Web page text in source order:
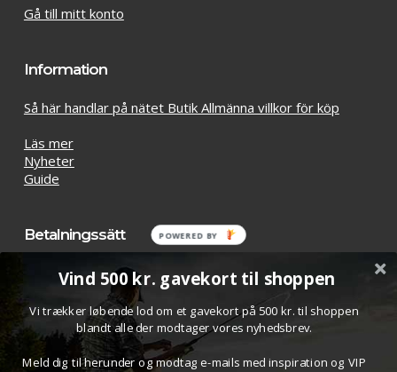
Gå till mitt konto
Information
Så här handlar på nätet Butik Allmänna villkor för köp
Läs mer
Nyheter
Guide
Betalningssätt
Vind 500 kr. gavekort til shoppen
Vi trækker løbende lod om et gavekort på 500 kr. til shoppen
blandt alle der modtager vores nyhedsbrev.
Meld dig til herunder og modtag e-mails med inspiration og VIP
POWERED
BY